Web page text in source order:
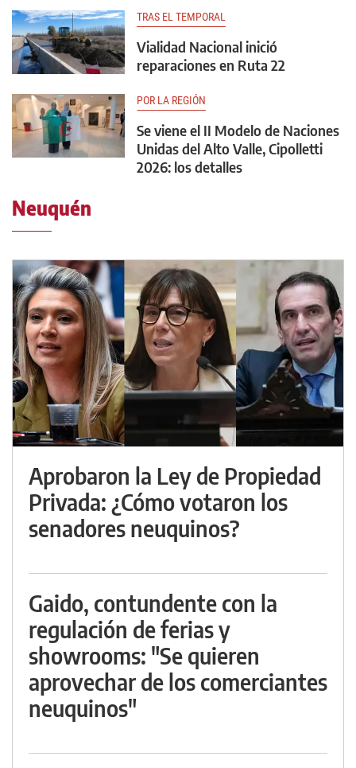
TRAS EL TEMPORAL
Vialidad Nacional inició
reparaciones en Ruta 22
POR LA REGIÓN
Se viene el II Modelo de Naciones
Unidas del Alto Valle, Cipolletti
2026: los detalles
Neuquén
Aprobaron la Ley de Propiedad
Privada: ¿Cómo votaron los
senadores neuquinos?
Gaido, contundente con la
regulación de ferias y
showrooms: "Se quieren
aprovechar de los comerciantes
neuquinos"